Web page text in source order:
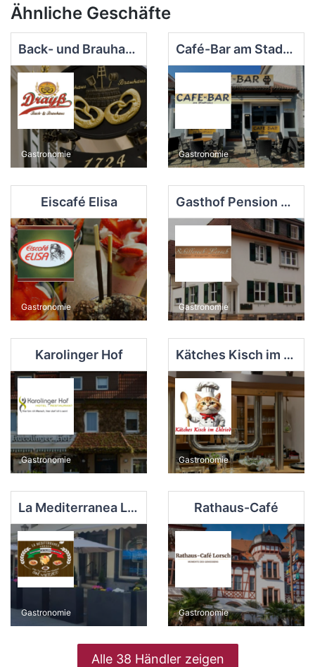
Ähnliche Geschäfte
Back- und Brauhaus Drayß
Gastronomie
Café-Bar am Stadthaus
Gastronomie
Eiscafé Elisa
Gastronomie
Gasthof Pension Schillereck Lorsch
Gastronomie
Karolinger Hof
Gastronomie
Kätches Kisch im Ehlried
Gastronomie
La Mediterranea Lorsch
Gastronomie
Rathaus-Café
Gastronomie
Alle 38 Händler zeigen